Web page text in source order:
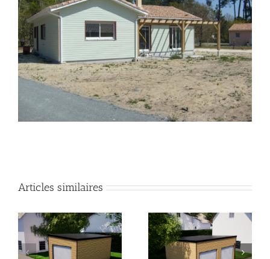
Articles similaires
Garage en ossature
Garage en ossature